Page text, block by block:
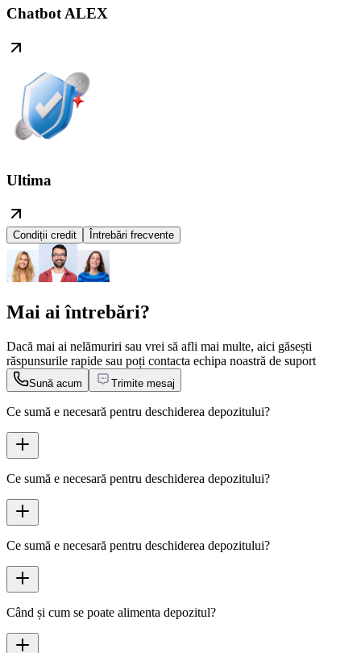
Chatbot ALEX
Ultima
Condiții credit Întrebări frecvente
Mai ai întrebări?
Dacă mai ai nelămuriri sau vrei să afli mai multe, aici găsești
răspunsurile rapide sau poți contacta echipa noastră de suport
Sună acum Trimite mesaj
Ce sumă e necesară pentru deschiderea depozitului?
Ce sumă e necesară pentru deschiderea depozitului?
Ce sumă e necesară pentru deschiderea depozitului?
Când și cum se poate alimenta depozitul?